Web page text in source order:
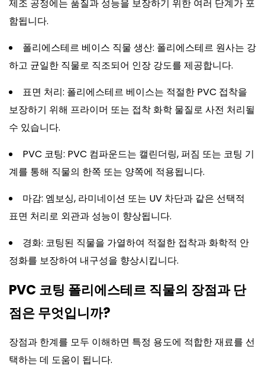
제조 공정에는 품질과 성능을 보장하기 위한 여러 단계가 포
함됩니다.
폴리에스테르 베이스 직물 생산: 폴리에스테르 원사는 강
하고 균일한 직물로 직조되어 인장 강도를 제공합니다.
표면 처리: 폴리에스테르 베이스는 적절한 PVC 접착을
보장하기 위해 프라이머 또는 접착 화학 물질로 사전 처리될
수 있습니다.
PVC 코팅: PVC 컴파운드는 캘린더링, 퍼짐 또는 코팅 기
계를 통해 직물의 한쪽 또는 양쪽에 적용됩니다.
마감: 엠보싱, 라미네이션 또는 UV 차단과 같은 선택적
표면 처리로 외관과 성능이 향상됩니다.
경화: 코팅된 직물을 가열하여 적절한 접착과 화학적 안
정화를 보장하여 내구성을 향상시킵니다.
PVC 코팅 폴리에스테르 직물의 장점과 단
점은 무엇입니까?
장점과 한계를 모두 이해하면 특정 용도에 적합한 재료를 선
택하는 데 도움이 됩니다.